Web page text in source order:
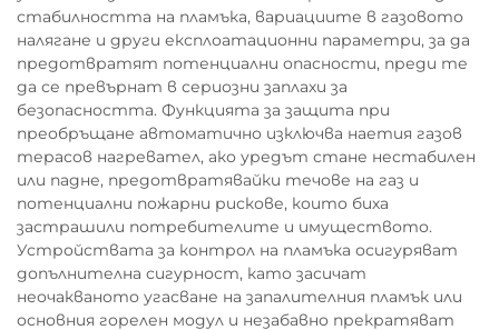
стабилността на пламъка, вариациите в газовото
налягане и други експлоатационни параметри, за да
предотвратят потенциални опасности, преди те
да се превърнат в сериозни заплахи за
безопасността. Функцията за защита при
преобръщане автоматично изключва наетия газов
терасов нагревател, ако уредът стане нестабилен
или падне, предотвратявайки течове на газ и
потенциални пожарни рискове, които биха
застрашили потребителите и имуществото.
Устройствата за контрол на пламъка осигуряват
допълнителна сигурност, като засичат
неочакваното угасване на запалителния пламък или
основния горелен модул и незабавно прекратяват